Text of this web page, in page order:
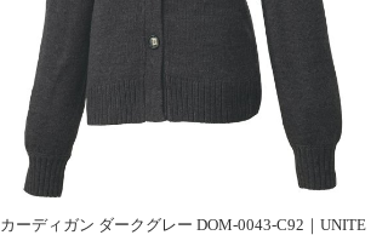
カーディガン ダークグレー DOM-0043-C92｜UNITE